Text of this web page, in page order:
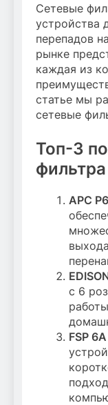
Сетевые
устройства
перепадов
рынке
каждая из
статье мы
сетевые
Топ-3
фильтра
APC
с 6
FSP 6A